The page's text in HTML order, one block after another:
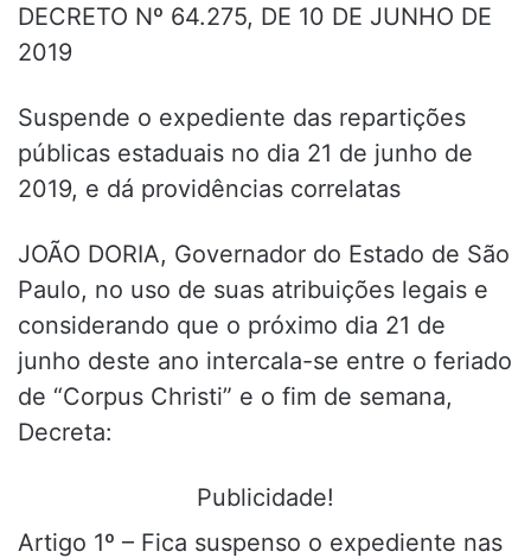
DECRETO Nº 64.275, DE 10 DE JUNHO DE
2019
Suspende o expediente das repartições
públicas estaduais no dia 21 de junho de
2019, e dá providências correlatas
JOÃO DORIA, Governador do Estado de São
Paulo, no uso de suas atribuições legais e
considerando que o próximo dia 21 de
junho deste ano intercala-se entre o feriado
de “Corpus Christi” e o fim de semana,
Decreta:
Publicidade!
Artigo 1º – Fica suspenso o expediente nas